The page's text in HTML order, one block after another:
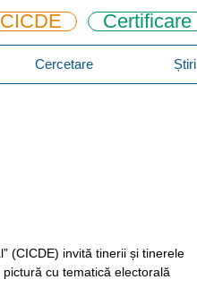
Certificare
Cercetare Știri
(CICDE) invită tinerii și tinerele
cu tematică electorală